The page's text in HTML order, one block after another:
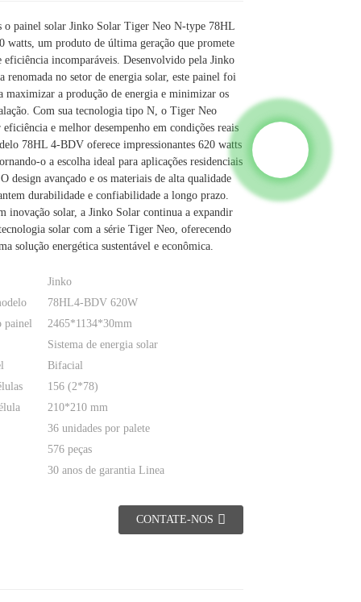
o painel solar Jinko Solar Tiger Neo N-type 78HL
watts, um produto de última geração que promete
eficiência incomparáveis. Desenvolvido pela Jinko
renomada no setor de energia solar, este painel foi
maximizar a produção de energia e minimizar os
Com sua tecnologia tipo N, o Tiger Neo
e melhor desempenho em condições reais
78HL 4-BDV oferece impressionantes 620 watts
o a escolha ideal para aplicações residenciais
design avançado e os materiais de alta qualidade
durabilidade e confiabilidade a longo prazo.
inovação solar, a Jinko Solar continua a expandir
solar com a série Tiger Neo, oferecendo
solução energética sustentável e econômica.
Jinko
78HL4-BDV 620W
painel
2465*1134*30mm
Sistema de energia solar
Bifacial
156 (2*78)
210*210 mm
36 unidades por palete
576 peças
30 anos de garantia Linea
CONTATE-NOS